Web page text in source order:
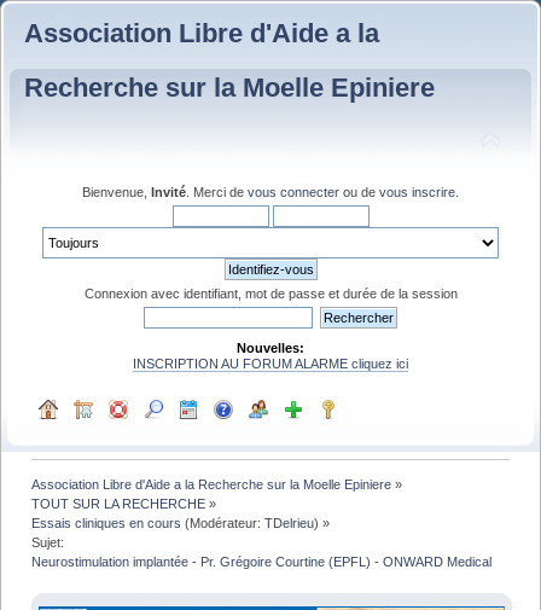
Association Libre d'Aide a la
Recherche sur la Moelle Epiniere
Bienvenue, Invité . Merci de vous connecter ou de vous inscrire
Connexion avec identifiant, mot de passe et durée de la session
Nouvelles:
INSCRIPTION AU FORUM ALARME cliquez ici
Association Libre d'Aide a la Recherche sur la Moelle Epiniere »
TOUT SUR LA RECHERCHE »
Essais cliniques en cours (Modérateur:TDelrieu) »
Sujet:
Neurostimulation implantée - Pr. Grégoire Courtine (EPFL) - ONWARD Medical